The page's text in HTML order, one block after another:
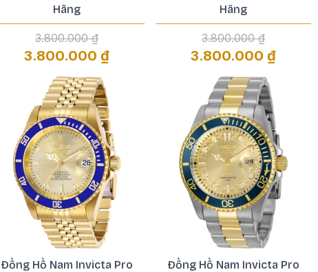
Hãng
3.800.000 ₫
3.800.000 ₫
Hãng
3.800.000 ₫
3.800.000 ₫
Đồng Hồ Nam Invicta Pro
Đồng Hồ Nam Invicta Pro